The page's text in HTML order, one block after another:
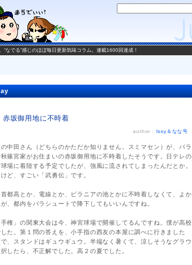
なでる”感じのほぼ毎日更新気味コラム。連載1600回達成！
赤坂御用地に不時着
author : Issy＆なな号
中田さん（どちらのかただか知りません。スミマセン）が、パラ
篠宮家がお住まいの赤坂御用地に不時着したそうです。日テレの
場に着陸する予定でしたが、強風に流されてしまったんだとか。
ど、すごい「武勇伝」です。
都高とか、電線とか、ピラニアの池とかに不時着しなくて、よか
、都内をパラシュートで降下してもいいんですね。
権」の関東大会は今、神宮球場で開催してるんですね。僕が高校
た。第１問の答えを、小手指の西友の本屋に調べに行きました
、スタンドはギュウギュウ。半端なく暑くて、涼しそうなグラウ
したら、不正解でした。高２の夏でした。